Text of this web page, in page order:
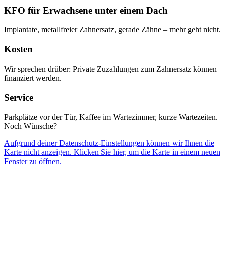
KFO für Erwachsene unter einem Dach
Implantate, metallfreier Zahnersatz, gerade Zähne – mehr geht nicht.
Kosten
Wir sprechen drüber: Private Zuzahlungen zum Zahnersatz können
finanziert werden.
Service
Parkplätze vor der Tür, Kaffee im Wartezimmer, kurze Wartezeiten.
Noch Wünsche?
Aufgrund deiner Datenschutz-Einstellungen können wir Ihnen die
Karte nicht anzeigen. Klicken Sie hier, um die Karte in einem neuen
Fenster zu öffnen.